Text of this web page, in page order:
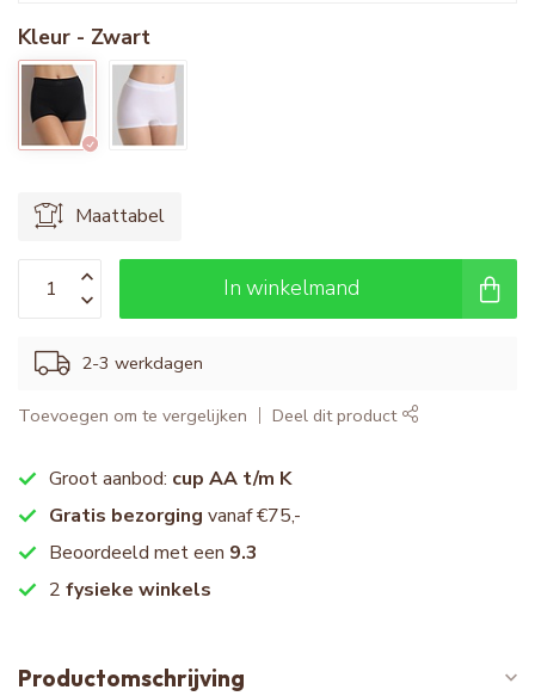
Kleur - Zwart
Maattabel
In winkelmand
2-3 werkdagen
Toevoegen om te vergelijken Deel dit product
Groot aanbod: cup AA t/m K
Gratis bezorging vanaf €75,-
Beoordeeld met een 9.3
2 fysieke winkels
Productomschrijving